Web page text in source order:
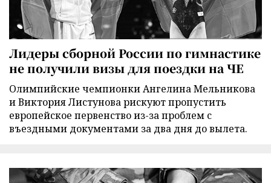
Лидеры сборной России по гимнастике
не получили визы для поездки на ЧЕ
Олимпийские чемпионки Ангелина Мельникова
и Виктория Листунова рискуют пропустить
европейское первенство из-за проблем с
въездными документами за два дня до вылета.